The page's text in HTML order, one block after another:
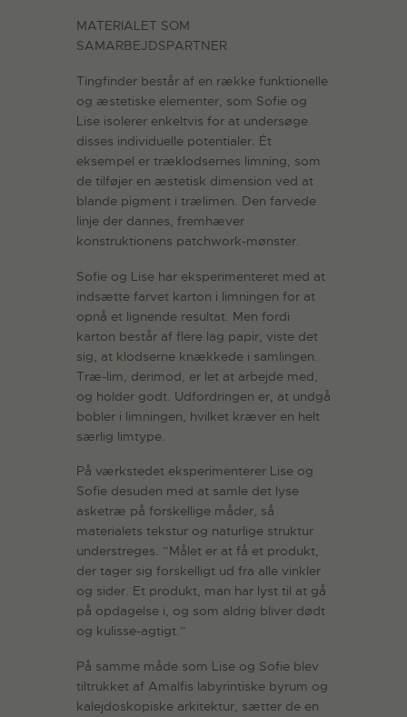
MATERIALET SOM
SAMARBEJDSPARTNER
Tingfinder består af en række funktionelle
og æstetiske elementer, som Sofie og
Lise isolerer enkeltvis for at undersøge
disses individuelle potentialer. Ét
eksempel er træklodsernes limning, som
de tilføjer en æstetisk dimension ved at
blande pigment i trælimen. Den farvede
linje der dannes, fremhæver
konstruktionens patchwork-mønster.
Sofie og Lise har eksperimenteret med at
indsætte farvet karton i limningen for at
opnå et lignende resultat. Men fordi
karton består af flere lag papir, viste det
sig, at klodserne knækkede i samlingen.
Træ-lim, derimod, er let at arbejde med,
og holder godt. Udfordringen er, at undgå
bobler i limningen, hvilket kræver en helt
særlig limtype.
På værkstedet eksperimenterer Lise og
Sofie desuden med at samle det lyse
asketræ på forskellige måder, så
materialets tekstur og naturlige struktur
understreges. ”Målet er at få et produkt,
der tager sig forskelligt ud fra alle vinkler
og sider. Et produkt, man har lyst til at gå
på opdagelse i, og som aldrig bliver dødt
og kulisse-agtigt.”
På samme måde som Lise og Sofie blev
tiltrukket af Amalfis labyrintiske byrum og
kalejdoskopiske arkitektur, sætter de en